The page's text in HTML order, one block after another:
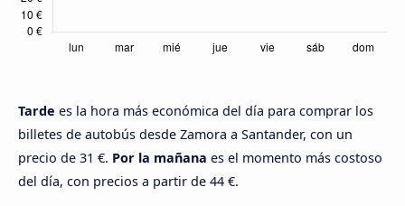
Tarde es la hora más económica del día para comprar los
billetes de autobús desde Zamora a Santander, con un
precio de 31 €. Por la mañana es el momento más costoso
del día, con precios a partir de 44 €.